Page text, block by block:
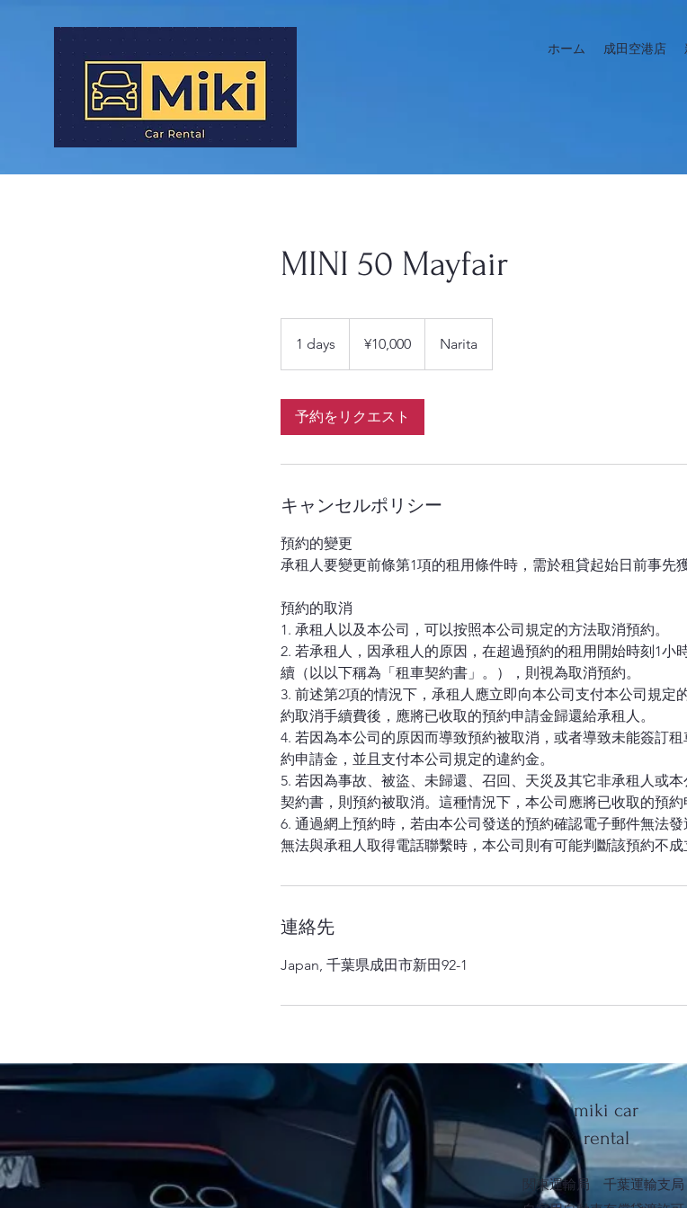
ホーム 成田空港店
MINI 50 Mayfair
1 days
d
y
¥10,000 Narita
予約をリクエスト
キャンセルポリシー
預約的變更
承租人要變更前條第1項的租用條件時，需於租貸起始日前事先
預約的取消
1. 承租人以及本公司，可以按照本公司規定的方法取消預約。
2. 若承租人，因承租人的原因，在超過預約的租用開始時刻1小
續（以以下稱為「租車契約書」。），則視為取消預約。
3. 前述第2項的情況下，承租人應立即向本公司支付本公司規定
約取消手續費後，應將已收取的預約申請金歸還給承租人。
4. 若因為本公司的原因而導致預約被取消，或者導致未能簽訂
約申請金，並且支付本公司規定的違約金。
5. 若因為事故、被盜、未歸還、召回、天災及其它非承租人或
契約書，則預約被取消。這種情況下，本公司應將已收取的預約
6. 通過網上預約時，若由本公司發送的預約確認電子郵件無法
連絡先
Japan, 千葉県成田市新田92-1
miki car
rental
関東運輸局 千葉運輸支局